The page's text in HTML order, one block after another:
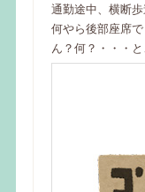
通勤途中、横断
何やら後部座席
ん？何？・・・